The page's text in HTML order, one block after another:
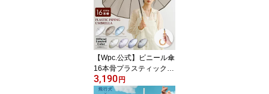
コンパクト 晴雨兼用 レ
ディース メンズ 日焼け/
紫外線対策 タイニー 親
子 お揃い】 送料無料 ギ
フト対象
【Wpc.公式】ビニール傘
16本骨プラスティックパ
イピング【長傘 長雨傘
レディース 丈夫 おしゃ
3,190円